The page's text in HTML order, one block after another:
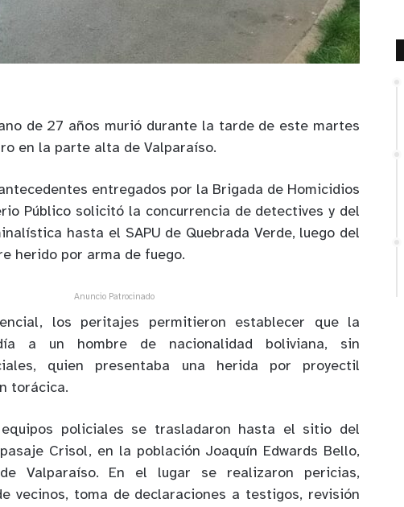
de 27 años murió durante la tarde de este martes
en la parte alta de Valparaíso.
entregados por la Brigada de Homicidios
Público solicitó la concurrencia de detectives y del
hasta el SAPU de Quebrada Verde, luego del
herido por arma de fuego.
Anuncio Patrocinado
los peritajes permitieron establecer que la
a un hombre de nacionalidad boliviana, sin
quien presentaba una herida por proyectil
torácica.
equipos policiales se trasladaron hasta el sitio del
Crisol, en la población Joaquín Edwards Bello,
Valparaíso. En el lugar se realizaron pericias,
vecinos, toma de declaraciones a testigos, revisión